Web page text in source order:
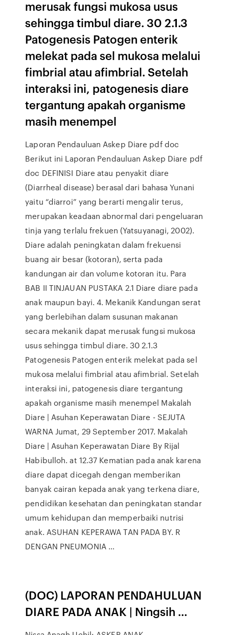
merusak fungsi mukosa usus
sehingga timbul diare. 30 2.1.3
Patogenesis Patogen enterik
melekat pada sel mukosa melalui
fimbrial atau afimbrial. Setelah
interaksi ini, patogenesis diare
tergantung apakah organisme
masih menempel
Laporan Pendauluan Askep Diare pdf doc
Berikut ini Laporan Pendauluan Askep Diare pdf
doc DEFINISI Diare atau penyakit diare
(Diarrheal disease) berasal dari bahasa Yunani
yaitu “diarroi” yang berarti mengalir terus,
merupakan keadaan abnormal dari pengeluaran
tinja yang terlalu frekuen (Yatsuyanagi, 2002).
Diare adalah peningkatan dalam frekuensi
buang air besar (kotoran), serta pada
kandungan air dan volume kotoran itu. Para
BAB II TINJAUAN PUSTAKA 2.1 Diare diare pada
anak maupun bayi. 4. Mekanik Kandungan serat
yang berlebihan dalam susunan makanan
secara mekanik dapat merusak fungsi mukosa
usus sehingga timbul diare. 30 2.1.3
Patogenesis Patogen enterik melekat pada sel
mukosa melalui fimbrial atau afimbrial. Setelah
interaksi ini, patogenesis diare tergantung
apakah organisme masih menempel Makalah
Diare | Asuhan Keperawatan Diare - SEJUTA
WARNA Jumat, 29 September 2017. Makalah
Diare | Asuhan Keperawatan Diare By Rijal
Habibulloh. at 12.37 Kematian pada anak karena
diare dapat dicegah dengan memberikan
banyak cairan kepada anak yang terkena diare,
pendidikan kesehatan dan peningkatan standar
umum kehidupan dan memperbaiki nutrisi
anak. ASUHAN KEPERAWA TAN PADA BY. R
DENGAN PNEUMONIA …
(DOC) LAPORAN PENDAHULUAN
DIARE PADA ANAK | Ningsih …